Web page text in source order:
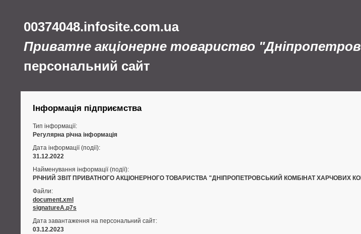
00374048.infosite.com.ua
Приватне акціонерне товариство
персональний сайт
Інформація підприємства
Тип інформації:
Регулярна річна інформація
Дата інформації (події):
31.12.2022
Найменування інформації (події):
РІЧНИЙ ЗВІТ ПРИВАТНОГО АКЦІОНЕРНОГО ТОВАРИСТВА "ДНІПРОПЕТРОВСЬКИЙ КОМБІНАТ ХАРЧОВИХ
Файли:
document.xml
signatureA.p7s
Дата завантаження на персональний сайт:
03.12.2023